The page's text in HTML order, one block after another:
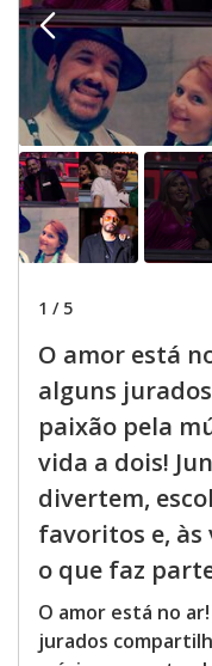
1 / 5
O amor está
alguns
paixão pela
vida a dois!
divertem,
favoritos e,
o que faz
O amor está no
jurados